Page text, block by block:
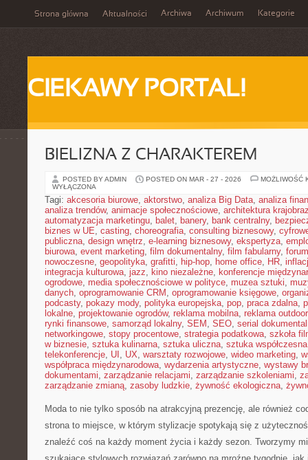
Strona główna Aktualności Archiwa Archiwum Kategorie
CIEKAWY PORTAL!
BIELIZNA Z CHARAKTEREM
POSTED BY ADMIN POSTED ON MAR - 27 - 2026
MOŻLIWOŚĆ
WYŁĄCZONA
Tagi: akcesoria biurowe, aktorstwo, analiza Big Data, analiza
analiza trendów, animacje społecznościowe, architektura
automatyzacja marketingu, balet, banery, bank centralny,
biznes w UE, casting, choreografia, consulting biznesowy,
publiczna, design wnętrz, e-learning biznesowy, ekspertyza,
biurowa, event marketing, film dokumentalny, film fabularny,
nowoczesne, geopolityka, grafitti, hip-hop, home office, HR,
integracja kulturowa, jazz, kino niezależne, konferencje
ogrodowe, media społecznościowe w polityce, muzea sztuki,
danych, oprogramowanie CRM , oprogramowanie księgowe,
podcasty, pokazy mody, polityka europejska, pop, praca zdalna,
lokalne, projektowanie ogrodów, reklama mobilna, reklama outdoor
rynki finansowe, samorząd lokalny, SEM , SEO, serial
networkingowe, stopy procentowe, strategia podatkowa, szkoła
w biznesie, sztuka kulinarna, sztuka uliczna, sztuka współczesna
telekonferencje, UI , UX, warsztaty rozwojowe, wideo marketing,
współpraca międzynarodowa, wydarzenia artystyczne, wystawy
dokumentami, zarządzanie relacjami, zarządzanie szkoleniami,
zarządzanie zmianą, zasoby ludzkie, żywność ekologiczna,
Moda to nie tylko sposób na atrakcyjną prezencję, ale również
strona to miejsce, w którym stylizacje spotykają się z
znaleźć coś na każdy moment życia i każdy sezon. Tworzymy